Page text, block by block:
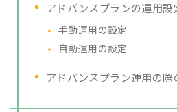
アドバンスプランの運用設
手動運用の設定
自動運用の設定
アドバンスプラン運用の際